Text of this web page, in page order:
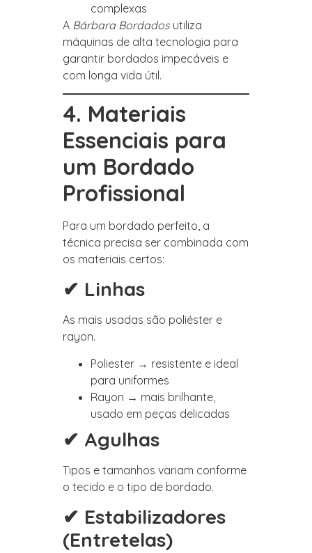
complexas
A Bárbara Bordados utiliza
máquinas de alta tecnologia para
garantir bordados impecáveis e
com longa vida útil.
4. Materiais
Essenciais para
um Bordado
Profissional
Para um bordado perfeito, a
técnica precisa ser combinada com
os materiais certos:
✔ Linhas
As mais usadas são poliéster e
rayon.
Poliester → resistente e ideal
para uniformes
Rayon → mais brilhante,
usado em peças delicadas
✔ Agulhas
Tipos e tamanhos variam conforme
o tecido e o tipo de bordado.
✔ Estabilizadores
(Entretelas)